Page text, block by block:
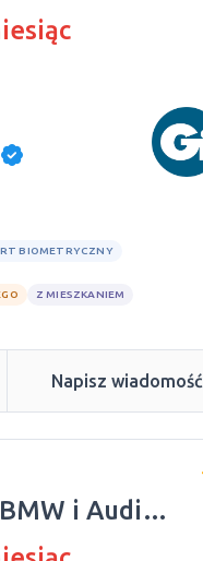
BIOMETRYCZNY
Z MIESZKANIEM
Napisz wiadomość
i Audi |